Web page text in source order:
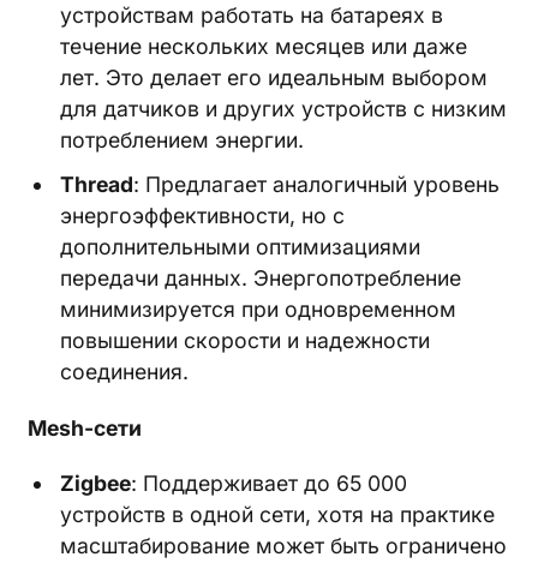
устройствам работать на батареях в
течение нескольких месяцев или даже
лет. Это делает его идеальным выбором
для датчиков и других устройств с низким
потреблением энергии.
Thread: Предлагает аналогичный уровень
энергоэффективности, но с
дополнительными оптимизациями
передачи данных. Энергопотребление
минимизируется при одновременном
повышении скорости и надежности
соединения.
Mesh-сети
Zigbee: Поддерживает до 65 000
устройств в одной сети, хотя на практике
масштабирование может быть ограничено